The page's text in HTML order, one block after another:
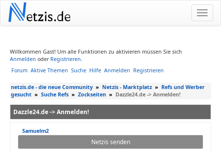
Netzis.de
Willkommen Gast! Um alle Funktionen zu aktivieren müssen Sie sich
Anmelden oder Registrieren.
Forum Aktive Themen Suche Hilfe Anmelden Registrieren
netzis.de - die neue Community » Netzis - Marktplatz » Refs und Werber
gesucht » Suche Refs » Zockseiten » Dazzle24.de -> Anmelden!
Dazzle24.de -> Anmelden!
Samuelm2
Netzis senden